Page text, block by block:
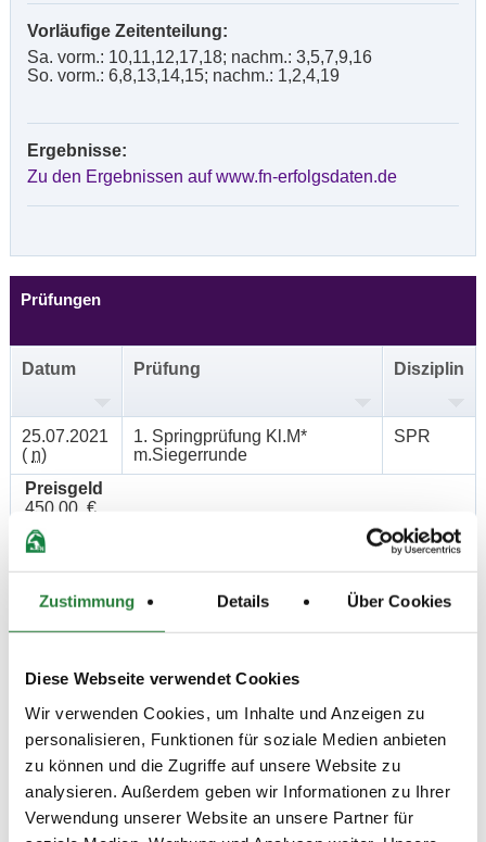
Zustimmung Details Über Cookies
Diese Webseite verwendet Cookies
Wir verwenden Cookies, um Inhalte und Anzeigen zu
personalisieren, Funktionen für soziale Medien anbieten
zu können und die Zugriffe auf unsere Website zu
analysieren. Außerdem geben wir Informationen zu Ihrer
Verwendung unserer Website an unsere Partner für
Vorläufige Zeitenteilung:
Sa. vorm.: 10,11,12,17,18; nachm.: 3,5,7,9,16
So. vorm.: 6,8,13,14,15; nachm.: 1,2,4,19
Ergebnisse:
Zu den Ergebnissen auf www.fn-erfolgsdaten.de
Prüfungen
Datum Prüfung Disziplin
25.07.2021
( n)
1. Springprüfung Kl.M*
m.Siegerrunde
SPR
Preisgeld
450,00 €
LKL/Art
25.07.2021
2. Springprüfung Kl.M* SPR
400,00 €
LKL/Art
24.07.2021
(n)
3. Springprüfung Kl.L SPR
Preisgeld
250,00 €